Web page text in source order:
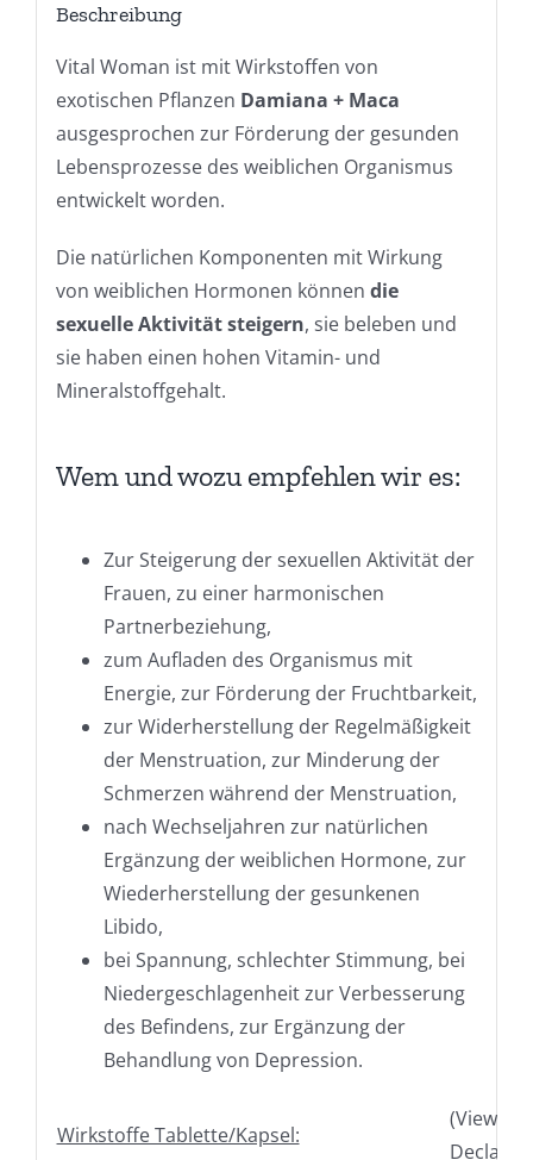
Beschreibung
Vital Woman ist mit Wirkstoffen von
exotischen Pflanzen Damiana + Maca
ausgesprochen zur Förderung der gesunden
Lebensprozesse des weiblichen Organismus
entwickelt worden.
Die natürlichen Komponenten mit Wirkung
von weiblichen Hormonen können die
sexuelle Aktivität steigern, sie beleben und
sie haben einen hohen Vitamin- und
Mineralstoffgehalt.
Wem und wozu empfehlen wir es:
Zur Steigerung der sexuellen Aktivität der
Frauen, zu einer harmonischen
Partnerbeziehung,
zum Aufladen des Organismus mit
Energie, zur Förderung der Fruchtbarkeit,
zur Widerherstellung der Regelmäßigkeit
der Menstruation, zur Minderung der
Schmerzen während der Menstruation,
nach Wechseljahren zur natürlichen
Ergänzung der weiblichen Hormone, zur
Wiederherstellung der gesunkenen
Libido,
bei Spannung, schlechter Stimmung, bei
Niedergeschlagenheit zur Verbesserung
des Befindens, zur Ergänzung der
Behandlung von Depression.
Wirkstoffe Tablette/Kapsel:
(View